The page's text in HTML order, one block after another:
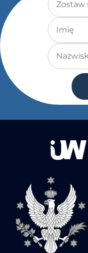
Imię
Nazwisko